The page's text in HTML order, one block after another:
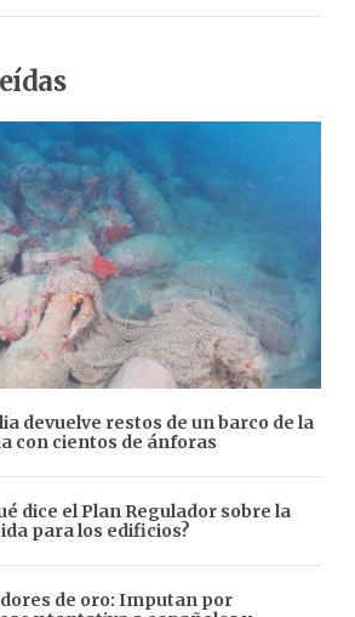
devuelve restos de un barco de la
con cientos de ánforas
dice el Plan Regulador sobre la
para los edificios?
de oro: Imputan por